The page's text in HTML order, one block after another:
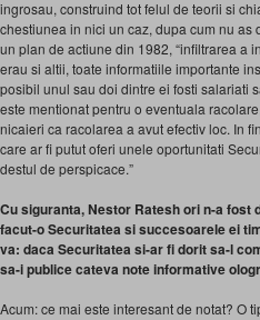
ingrosau, construind tot felul de teorii si
chestiunea in nici un caz, dupa cum nu as
un plan de actiune din 1982, “infiltrarea a
erau si altii, toate informatiile importante
posibil unul sau doi dintre ei fosti salariati
este mentionat pentru o eventuala
nicaieri ca racolarea a avut efectiv loc. In
care ar fi putut oferi unele oportunitati
destul de perspicace.”
Cu siguranta, Nestor Ratesh ori n-a
facut-o Securitatea si succesoarele ei
va: daca Securitatea si-ar fi dorit sa-l
sa-i publice cateva note informative
Acum: ce mai este interesant de notat? O